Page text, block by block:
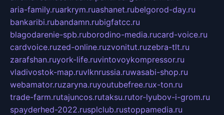
aria-family.ruarkrym.ruashanet.rubelgorod-day.ru
bankaribi.rubandamn.rubigfatcc.ru
blagodarenie-spb.ruborodino-media.rucard-voice.ru
cardvoice.ruzed-online.ruzvonitut.ruzebra-tlt.ru
zarafshan.ruyork-life.ruvintovoykompressor.ru
vladivostok-map.ruvlknrussia.ruwasabi-shop.ru
webamator.ruzaryna.ruyoutubefree.rux-ton.ru
trade-farm.rutajuncos.rutaksu.rutor-lyubov-i-grom.ru
spayderhed-2022.rusplclub.rustoppamedia.ru